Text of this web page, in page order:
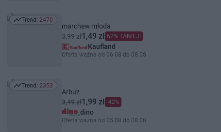
Trend: 2470
Trend: 2470
marchew młoda
3,99 zł1,49 zł 62% TANIEJ!
Kaufland
Oferta ważna od 06.08 do 08.08
Trend: 2353
Trend: 2353
Arbuz
3,49 zł1,99 zł -42%
dino
Oferta ważna od 05.08 do 08.08